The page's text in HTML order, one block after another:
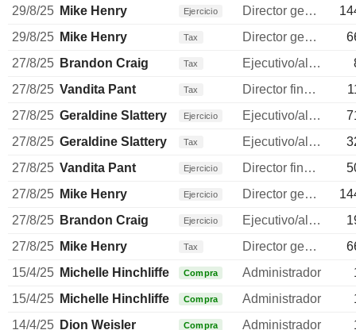
29/8/25 Mike Henry Ejercicio Director general
29/8/25 Mike Henry Tax Director general
27/8/25 Brandon Craig Tax Ejecutivo/alto directivo
27/8/25 Vandita Pant Tax Director financiero
27/8/25 Geraldine Slattery Ejercicio Ejecutivo/alto directivo
27/8/25 Geraldine Slattery Tax Ejecutivo/alto directivo
27/8/25 Vandita Pant Ejercicio Director financiero
27/8/25 Mike Henry Ejercicio Director general
27/8/25 Brandon Craig Ejercicio Ejecutivo/alto directivo
27/8/25 Mike Henry Tax Director general
15/4/25 Michelle Hinchliffe Compra Administrador
15/4/25 Michelle Hinchliffe Compra Administrador
14/4/25 Dion Weisler Compra Administrador